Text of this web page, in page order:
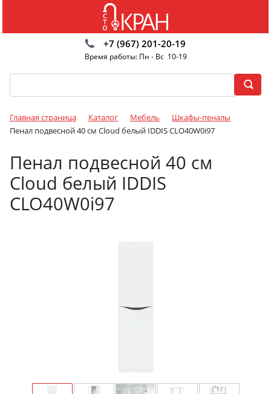
+7 (967) 201-20-19
Время работы: Пн - Вс 10-19
Главная страница Каталог Мебель
Шкафы-пеналы
Пенал подвесной 40 см Cloud белый IDDIS CLO40W0i97
Пенал подвесной 40 см
Cloud белый IDDIS
CLO40W0i97